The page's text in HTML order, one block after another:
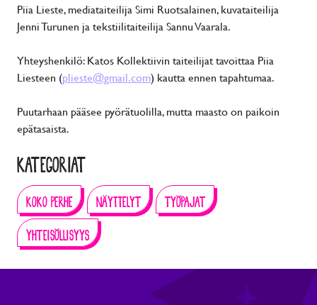
Piia Lieste, mediataiteilija Simi Ruotsalainen, kuvataiteilija
Jenni Turunen ja tekstiilitaiteilija Sannu Vaarala.
Yhteyshenkilö: Katos Kollektiivin taiteilijat tavoittaa Piia
Liesteen (plieste@gmail.com) kautta ennen tapahtumaa.
Puutarhaan pääsee pyörätuolilla, mutta maasto on paikoin
epätasaista.
KATEGORIAT
KOKO PERHE NÄYTTELYT
TYÖPAJAT
YHTEISÖLLISYYS